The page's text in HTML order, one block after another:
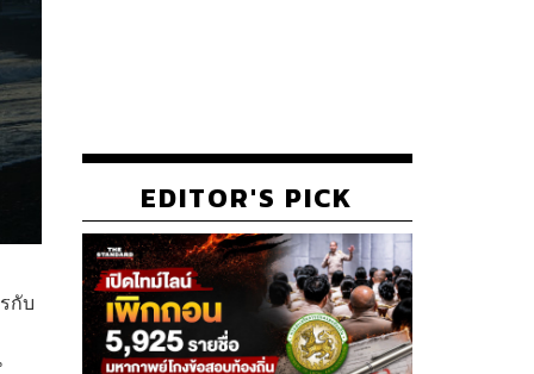
กับ
EDITOR'S PICK